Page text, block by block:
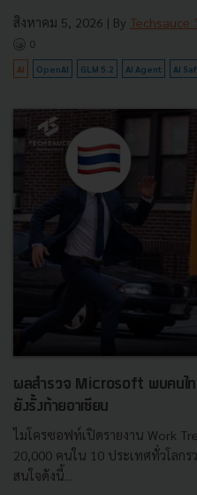
สิงหาคม 5, 2026 | By Techsauce
0
AI OpenAI GLM 5.2 AI Agent AI
ผลสำรวจ Microsoft พบคนไท
ยังรั้งท้ายอาเซียน
ไมโครซอฟท์เปิดรายงาน Work
20,000 คนใน 10 ประเทศทั่วโลก
สนใจดังนี้...